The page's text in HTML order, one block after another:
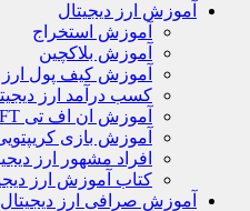
آموزش ارز دیجیتال
آموزش استخراج
آموزش بلاکچین
آموزش کیف پول ارز
کسب درآمد ارز
آموزش ان اف تی NFT
آموزش بازی
افراد مشهور ارز
کتاب آموزش ارز
آموزش صرافی ارز دیجیتال